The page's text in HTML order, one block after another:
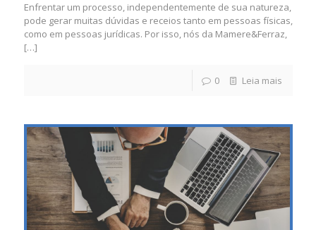
Enfrentar um processo, independentemente de sua natureza,
pode gerar muitas dúvidas e receios tanto em pessoas físicas,
como em pessoas jurídicas. Por isso, nós da Mamere&Ferraz,
[…]
0 Leia mais